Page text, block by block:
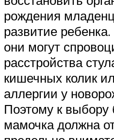
рождения
развитие
они могут
расстройства
кишечных колик
аллергии у
Поэтому к
мамочка должна